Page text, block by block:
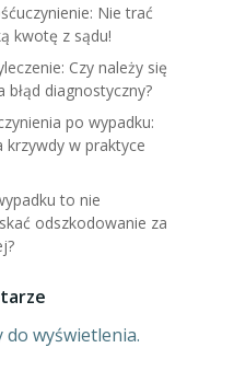
Nie trać
kwotę z sądu!
Czy należy się
błąd diagnostyczny?
po wypadku:
krzywdy w praktyce
to nie
odszkodowanie za
wyświetlenia.